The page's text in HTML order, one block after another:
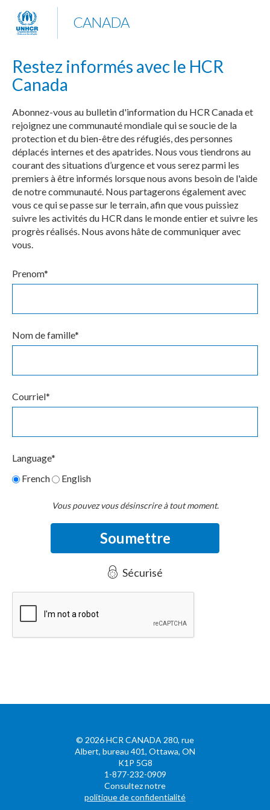
CANADA
Restez informés avec le HCR
Canada
Abonnez-vous au bulletin d'information du HCR Canada et
rejoignez une communauté mondiale qui se soucie de la
protection et du bien-être des réfugiés, des personnes
déplacés internes et des apatrides. Nous vous tiendrons au
courant des situations d’urgence et vous serez parmi les
premiers à être informés lorsque nous avons besoin de l'aide
de notre communauté. Nous partagerons également avec
vous ce qui se passe sur le terrain, afin que vous puissiez
suivre les activités du HCR dans le monde entier et suivre les
progrès réalisés. Nous avons hâte de communiquer avec
vous.
Prenom*
Nom de famille*
Courriel*
Language*
French
English
Vous pouvez vous désinscrire à tout moment.
Soumettre
Sécurisé
© 2026HCR CANADA 280, rue
Albert, bureau 401, Ottawa, ON
K1P 5G8
1-877-232-0909
Consultez notre
politique de confidentialité